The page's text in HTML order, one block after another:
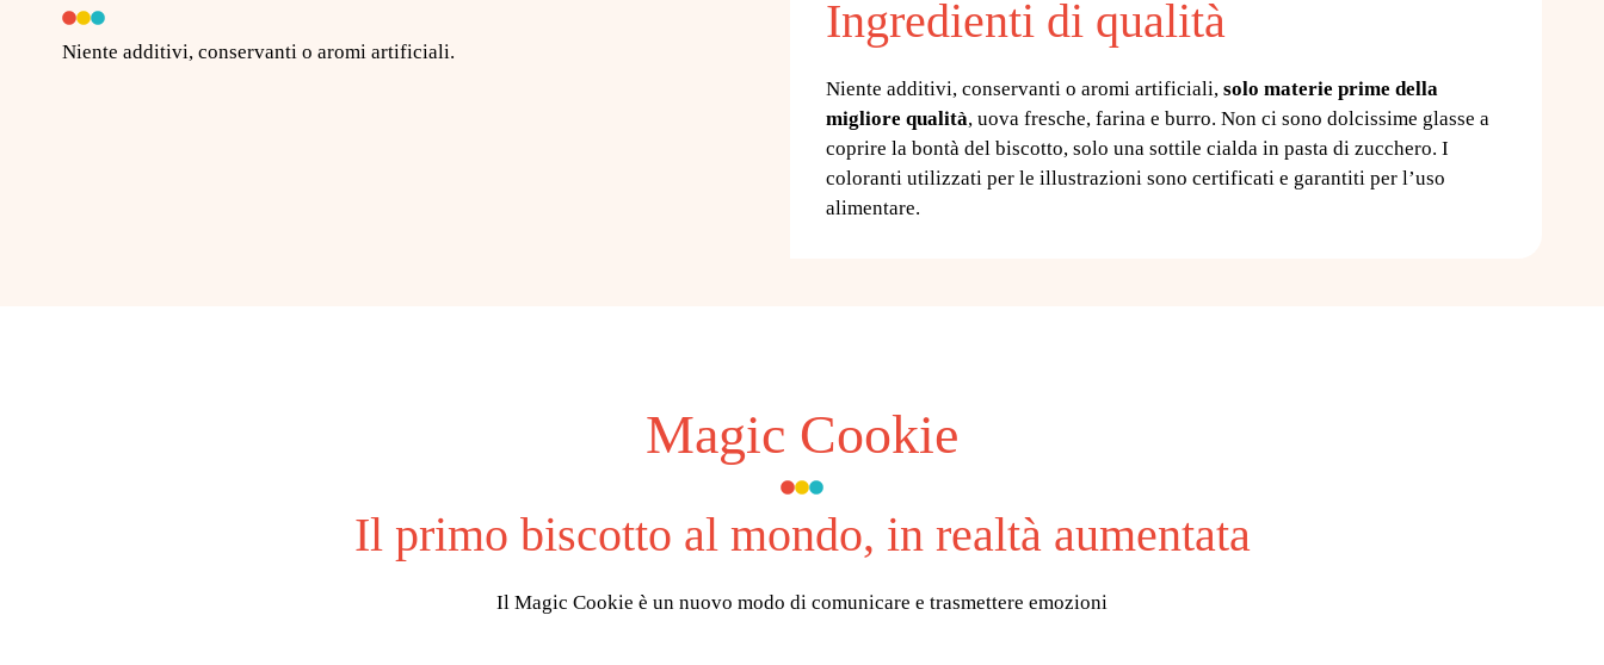
Niente additivi, conservanti o aromi artificiali.
Ingredienti di qualità
Niente additivi, conservanti o aromi artificiali, solo materie prime della
migliore qualità, uova fresche, farina e burro. Non ci sono dolcissime glasse a
coprire la bontà del biscotto, solo una sottile cialda in pasta di zucchero. I
coloranti utilizzati per le illustrazioni sono certificati e garantiti per l’uso
alimentare.
Magic Cookie
Il primo biscotto al mondo, in realtà aumentata
Il Magic Cookie è un nuovo modo di comunicare e trasmettere emozioni